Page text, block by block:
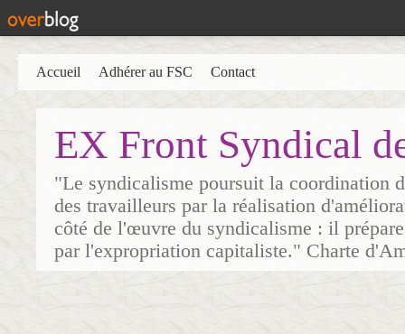
EX Front Syndical
"Le syndicalisme poursuit la coordination
des travailleurs par la réalisation
côté de l'œuvre du syndicalisme : il
par l'expropriation capitaliste." Charte
Accueil Adhérer au FSC Contact